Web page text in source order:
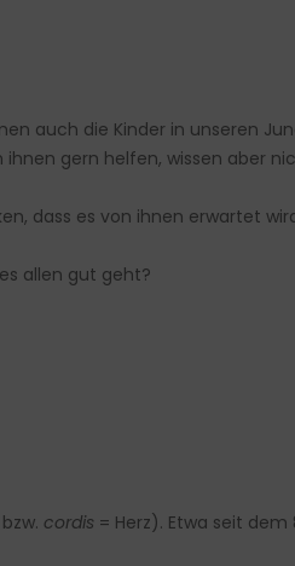
auch die Kinder in unseren
gern helfen, wissen aber
dass es von ihnen erwartet
allen gut geht?
bzw. cordis = Herz). Etwa seit